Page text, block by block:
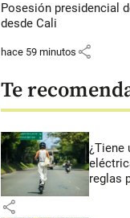
Posesión presidencial
desde Cali
hace 59 minutos share
Te
¿Tiene
reglas
share